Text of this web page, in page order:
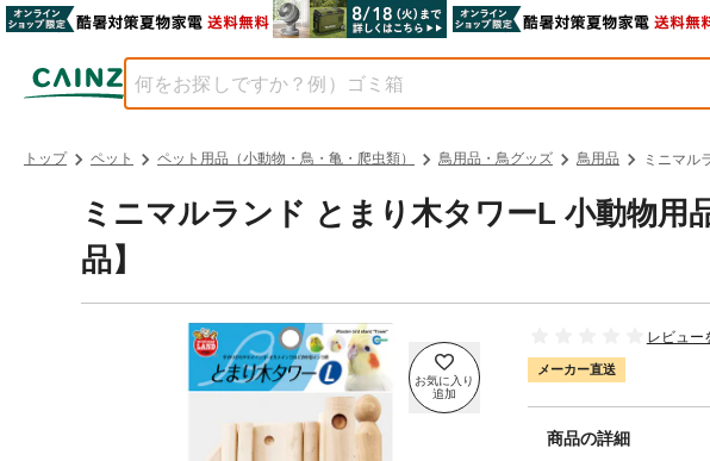
トップ ペット ペット用品（小動物・鳥・亀・爬虫類） 鳥用品・鳥グッズ 鳥用品 ミニマル
ミニマルランド とまり木タワーL 小動物用
品】
レビュー
メーカー直送
商品の詳細